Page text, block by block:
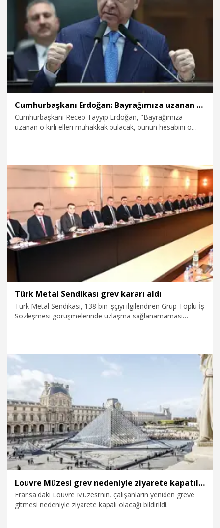
23.01.2026 Dünya
Cumhurbaşkanı Erdoğan: Bayrağımıza uzanan o kirli elleri bulacak, hesabını soracağız
Cumhurbaşkanı Recep Tayyip Erdoğan, "Bayrağımıza
uzanan o kirli elleri muhakkak bulacak, bunun hesabını o
varsa, onlarla ilgili de gereken yapılacaktır" dedi.
21.01.2026 Politika
Türk Metal Sendikası grev kararı aldı
Türk Metal Sendikası, 138 bin işçiyi ilgilendiren Grup Toplu İş
Sözleşmesi görüşmelerinde uzlaşma sağlanamaması
19.01.2026 Gündem
Louvre Müzesi grev nedeniyle ziyarete kapatıldı
Fransa'daki Louvre Müzesi’nin, çalışanların yeniden greve
gitmesi nedeniyle ziyarete kapalı olacağı bildirildi.